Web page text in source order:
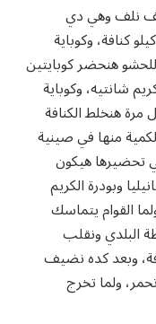
نلف وهي دي
كنافة، وكوباية
هنحضر كوبايتين
كريم شانتيه، وكوباية
هنخلط الكنافة
منها في صينية
تحضيرها هيكون
وبودرة الكريم
القوام يتماسك
البلدي ونقلب
وبعد كده نضيف
ولما تخرج